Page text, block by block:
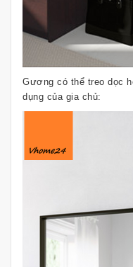
Gương có thể treo dọc
dụng của gia chủ: